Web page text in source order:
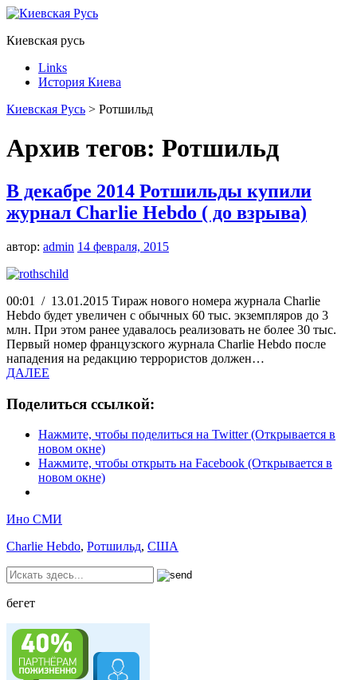
Киевская русь
Links
История Киева
Киевская Русь > Ротшильд
Архив тегов: Ротшильд
В декабре 2014 Ротшильды купили
журнал Charlie Hebdo ( до взрыва)
автор: admin 14 февраля, 2015
00:01 / 13.01.2015 Тираж нового номера журнала Charlie
Hebdo будет увеличен с обычных 60 тыс. экземпляров до 3
млн. При этом ранее удавалось реализовать не более 30 тыс.
Первый номер французского журнала Charlie Hebdo после
нападения на редакцию террористов должен…
ДАЛЕЕ
Поделиться ссылкой:
Нажмите, чтобы поделиться на Twitter (Открывается в
новом окне)
Нажмите, чтобы открыть на Facebook (Открывается в
новом окне)
Ино СМИ
Charlie Hebdo, Ротшильд, США
бегет